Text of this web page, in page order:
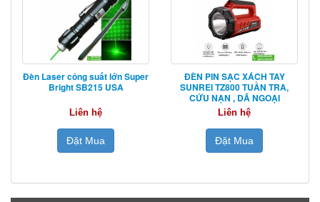
Đèn Laser công suất lớn Super
Bright SB215 USA
Liên hệ
Đặt Mua
ĐÈN PIN SẠC XÁCH TAY
SUNREI TZ800 TUẦN TRA,
CỨU NẠN , DÃ NGOẠI
Liên hệ
Đặt Mua